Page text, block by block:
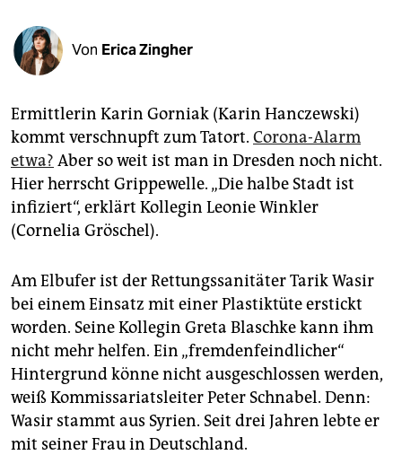
shop
fragen & hilfe
abo
genossenschaft
epaper login
Von Erica Zingher
Ermittlerin Karin Gorniak (Karin Hanczewski)
kommt verschnupft zum Tatort. Corona-Alarm
etwa? Aber so weit ist man in Dresden noch nicht.
Hier herrscht Grippewelle. „Die halbe Stadt ist
infiziert“, erklärt Kollegin Leonie Winkler
(Cornelia Gröschel).
Am Elbufer ist der Rettungssanitäter Tarik Wasir
bei einem Einsatz mit einer Plastiktüte erstickt
worden. Seine Kollegin Greta Blaschke kann ihm
nicht mehr helfen. Ein „fremdenfeindlicher“
Hintergrund könne nicht ausgeschlossen werden,
weiß Kommissariatsleiter Peter Schnabel. Denn:
Wasir stammt aus Syrien. Seit drei Jahren lebte er
mit seiner Frau in Deutschland.